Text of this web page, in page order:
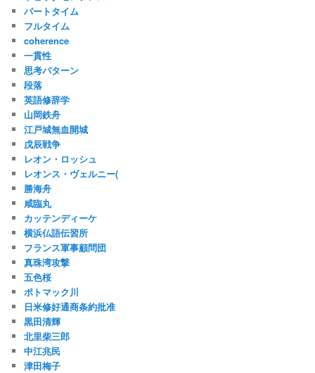
パートタイム
フルタイム
coherence
一貫性
思考パターン
段落
英語修辞学
山岡鉄舟
江戸城無血開城
戊辰戦争
レオン・ロッシュ
レオンス・ヴェルニー(
勝海舟
咸臨丸
カッテンディーケ
横浜仏語伝習所
フランス軍事顧問団
真珠湾攻撃
五色桜
ポトマック川
日米修好通商条約批准
黒田清輝
北里柴三郎
中江兆民
津田梅子